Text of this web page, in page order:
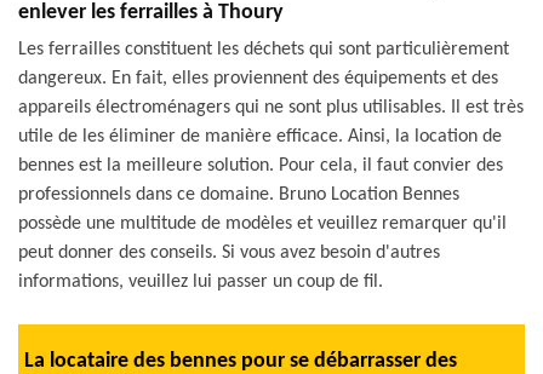
enlever les ferrailles à Thoury
Les ferrailles constituent les déchets qui sont particulièrement
dangereux. En fait, elles proviennent des équipements et des
appareils électroménagers qui ne sont plus utilisables. Il est très
utile de les éliminer de manière efficace. Ainsi, la location de
bennes est la meilleure solution. Pour cela, il faut convier des
professionnels dans ce domaine. Bruno Location Bennes
possède une multitude de modèles et veuillez remarquer qu'il
peut donner des conseils. Si vous avez besoin d'autres
informations, veuillez lui passer un coup de fil.
La locataire des bennes pour se débarrasser des